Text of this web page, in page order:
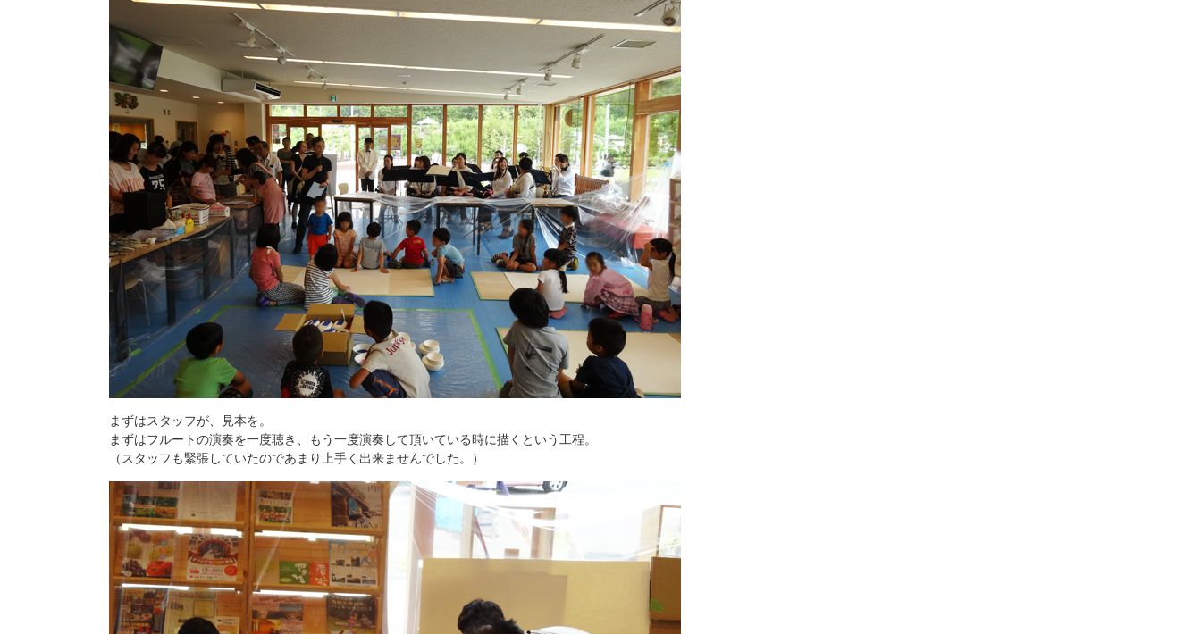
まずはスタッフが、見本を。
まずはフルートの演奏を一度聴き、もう一度演奏して頂いている時に描くという工程。
（スタッフも緊張していたのであまり上手く出来ませんでした。）